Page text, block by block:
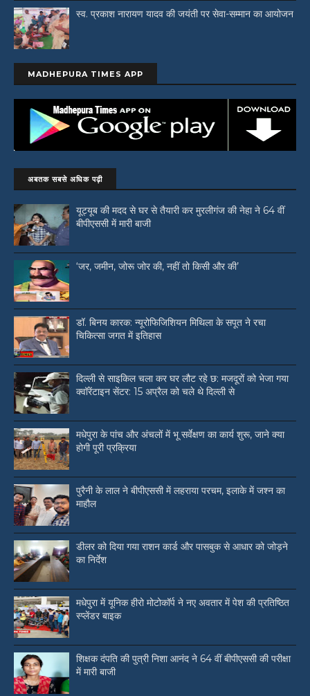
स्व. प्रकाश नारायण यादव की जयंती पर सेवा-सम्मान का आयोजन
MADHEPURA TIMES APP
अबतक सबसे अधिक पढ़ी
यूट्यूब की मदद से घर से तैयारी कर मुरलीगंज की नेहा ने 64 वीं
बीपीएससी में मारी बाजी
‘जर, जमीन, जोरू जोर की, नहीं तो किसी और की’
डॉ. बिनय कारक: न्यूरोफिजिशियन मिथिला के सपूत ने रचा
चिकित्सा जगत में इतिहास
दिल्ली से साइकिल चला कर घर लौट रहे छ: मजदूरों को भेजा गया
क्वॉरेंटाइन सेंटर: 15 अप्रैल को चले थे दिल्ली से
मधेपुरा के पांच और अंचलों में भू सर्वेक्षण का कार्य शुरू, जाने क्या
होगी पूरी प्रक्रिया
पुरैनी के लाल ने बीपीएससी में लहराया परचम, इलाके में जश्न का
माहौल
डीलर को दिया गया राशन कार्ड और पासबुक से आधार को जोड़ने
का निर्देश
मधेपुरा में यूनिक हीरो मोटोकॉर्प ने नए अवतार में पेश की प्रतिष्ठित
स्प्लेंडर बाइक
शिक्षक दंपति की पुत्री निशा आनंद ने 64 वीं बीपीएससी की परीक्षा
में मारी बाजी